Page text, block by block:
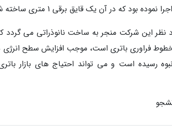
در آن یک قایق برقی 1 متری ساخته شده بود که بدنه قایق به باتری تبدیل شد.
نظر این شرکت منجر به ساخت نانوذراتی می
خطوط فراوری باتری است، موجب افزایش سطح انرژی
رسیده است و می تواند احتیاج های بازار